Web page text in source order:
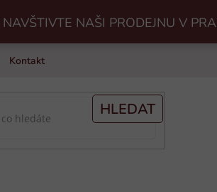
NAŠI PRODEJNU V
Kontakt
HLEDAT